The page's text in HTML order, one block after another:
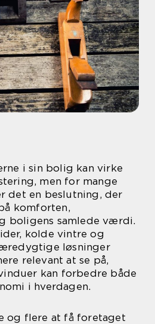
i sin bolig kan virke
men for mange
det en beslutning, der
komforten,
boligens samlede værdi.
kolde vintre og
løsninger
relevant at se på,
kan forbedre både
i hverdagen.
og flere at få foretaget